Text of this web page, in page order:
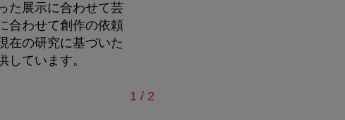
た展示に合わせて芸
合わせて創作の依頼
在の研究に基づいた
ています。
1 // 2